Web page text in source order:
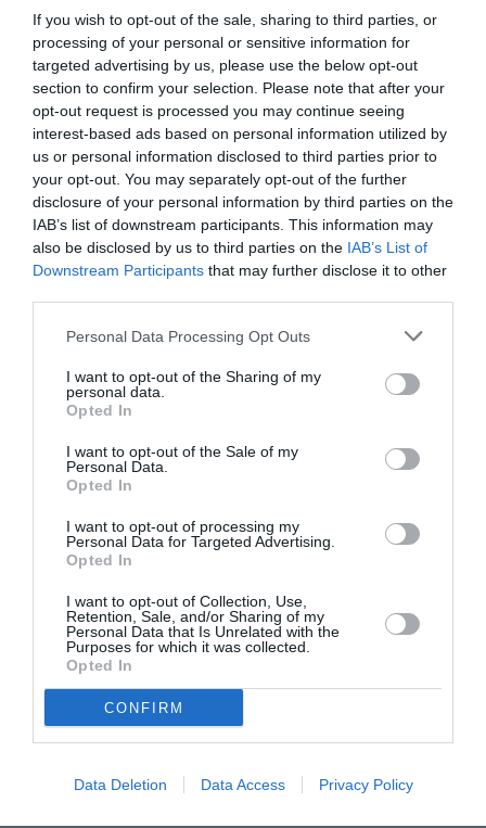
If you wish to opt-out of the sale, sharing to third parties, or
processing of your personal or sensitive information for
targeted advertising by us, please use the below opt-out
section to confirm your selection. Please note that after your
opt-out request is processed you may continue seeing
interest-based ads based on personal information utilized by
us or personal information disclosed to third parties prior to
your opt-out. You may separately opt-out of the further
disclosure of your personal information by third parties on the
IAB’s list of downstream participants. This information may
also be disclosed by us to third parties on the IAB’s List of
Downstream Participants that may further disclose it to other
Personal Data Processing Opt Outs
I want to opt-out of the Sharing of my
personal data.
Opted In
I want to opt-out of the Sale of my
Personal Data.
Opted In
I want to opt-out of processing my
Personal Data for Targeted Advertising.
Opted In
I want to opt-out of Collection, Use,
Retention, Sale, and/or Sharing of my
Personal Data that Is Unrelated with the
Purposes for which it was collected.
Opted In
CONFIRM
Data Deletion Data Access Privacy Policy
Ενώ η ιστορία της Κιμ δεν πρόκειται να κερδίσει
κανέναν, γίνεται προφανές πως η αγαπητή της
για τα καλλυντικά ξεκινάει από τα παιδικά της
χρόνια. H σταρ δήλωσε για το κλεμένο κλεμμένο
κραγιόν “Δεν θυμάμαι πως ακριβώς ήταν, αλλά
ήταν σε καφέ απόχρωση, δεν υπήρξα ζωηρό
παιδί, αυτή ήταν μια επανάσταση για μένα.”
Μήπως αυτό σημαίνει πως πρέπει να
περιμένουμε παρόμοιες αποχρώσεις από την
KKW Beauty;
Η Κιμ επίσης μοιράστηκε μέσω instagram και μία
ανάμνηση σχετική με την ομορφιά από τα
παιδικά της χρόνια. Η ποστ έγραφε στην
καλλυντικά της μαμάς. Δοκιμάζαμε τα πάντα,
αλλά είχαμε εμμονή με τα κονσίλερ και τα
foundation για κάποιο ανεξήγητο λόγο. Τα
βάζαμε παντού-κυριολεκτικά, σε όλο το
πρόσωπο.” Έτσι καταλήγουμε στο ότι η μεγάλη
εμμονή της Κιμ για το έντονο κοντούρινγκ
μοιάζει λογική.